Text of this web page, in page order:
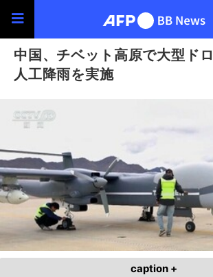
中国、チベット高原で大型ド
人工降雨を実施
caption +